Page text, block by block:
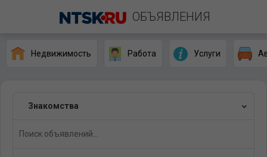
ОБЪЯВЛЕНИЯ
Недвижимость Работа Услуги
Знакомства